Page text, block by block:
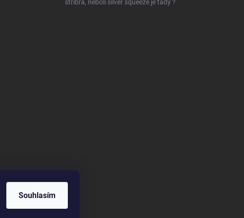
Souhlasím
stříbra, neboli silver squeeze je tady ?